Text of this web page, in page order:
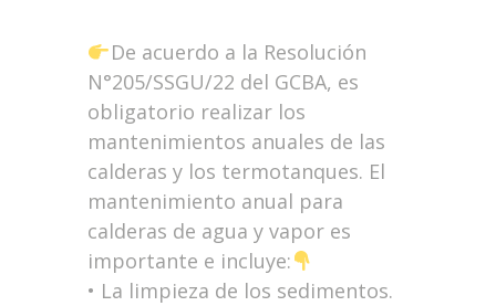
De acuerdo a la Resolución
N°205/SSGU/22 del GCBA, es
obligatorio realizar los
mantenimientos anuales de las
calderas y los termotanques. El
mantenimiento anual para
calderas de agua y vapor es
importante e incluye:
• La limpieza de los sedimentos.